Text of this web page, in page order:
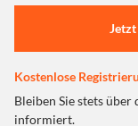
Kostenlose
Bleiben Sie stets
informiert.